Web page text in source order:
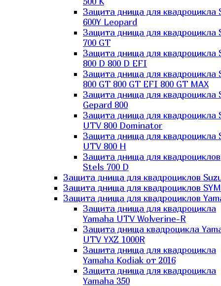
Защита днища для квадроцикла
600Y Leopard
Защита днища для квадроцикла
700 GT
Защита днища для квадроцикла
800 D 800 D EFI
Защита днища для квадроцикла
800 GT 800 GT EFI 800 GT MAX
Защита днища для квадроцикла
Gepard 800
Защита днища для квадроцикла
UTV 800 Dominator
Защита днища для квадроцикла
UTV 800 H
Защита днища для квадроциклов
Stels 700 D
Защита днища для квадроциклов
Защита днища для квадроциклов SYM
Защита днища для квадроциклов
Защита днища для квадроцикла
Yamaha UTV Wolverine-R
Защита днища квадроцикла
UTV YXZ 1000R
Зашита днища для квадроцикла
Yamaha Kodiak от 2016
Защита днища для квадроцикла
Yamaha 350